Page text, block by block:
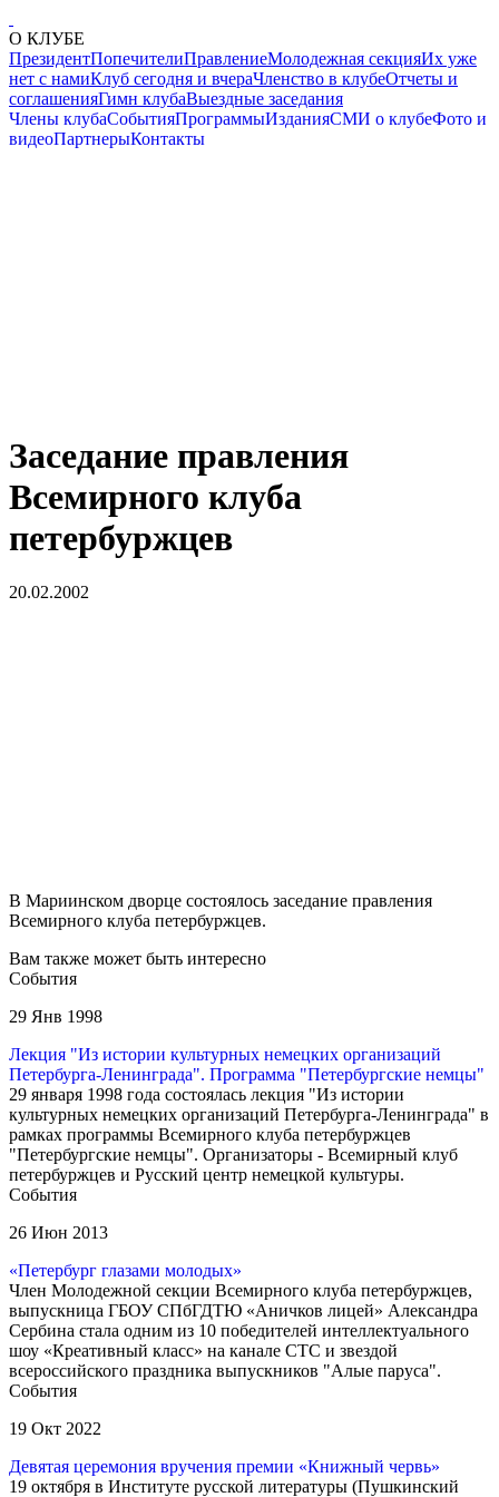
О КЛУБЕ
ПрезидентПопечителиПравлениеМолодежная секцияИх уже
нет с намиКлуб сегодня и вчераЧленство в клубеОтчеты и
соглашенияГимн клубаВыездные заседания
Члены клубаСобытияПрограммыИзданияСМИ о клубеФото и
видеоПартнерыКонтакты
Заседание правления
Всемирного клуба
петербуржцев
20.02.2002
В Мариинском дворце состоялось заседание правления
Всемирного клуба петербуржцев.
Вам также может быть интересно
События
29 Янв 1998
Лекция "Из истории культурных немецких организаций
Петербурга-Ленинграда". Программа "Петербургские немцы"
29 января 1998 года состоялась лекция "Из истории
культурных немецких организаций Петербурга-Ленинграда" в
рамках программы Всемирного клуба петербуржцев
"Петербургские немцы". Организаторы - Всемирный клуб
петербуржцев и Русский центр немецкой культуры.
События
26 Июн 2013
«Петербург глазами молодых»
Член Молодежной секции Всемирного клуба петербуржцев,
выпускница ГБОУ СПбГДТЮ «Аничков лицей» Александра
Сербина стала одним из 10 победителей интеллектуального
шоу «Креативный класс» на канале СТС и звездой
всероссийского праздника выпускников "Алые паруса".
События
19 Окт 2022
Девятая церемония вручения премии «Книжный червь»
19 октября в Институте русской литературы (Пушкинский